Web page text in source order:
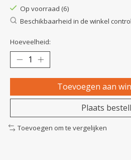
Op voorraad (6)
Beschikbaarheid in de winkel
Hoeveelheid:
Toevoegen aan
Plaats
Toevoegen om te vergelijken